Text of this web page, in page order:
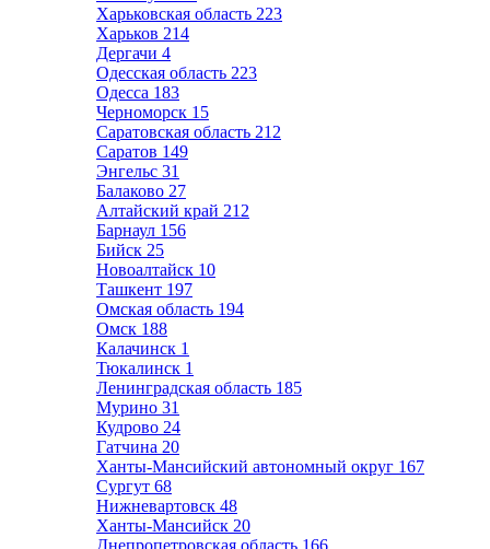
Харьковская область 223
Харьков 214
Дергачи 4
Одесская область 223
Одесса 183
Черноморск 15
Саратовская область 212
Саратов 149
Энгельс 31
Балаково 27
Алтайский край 212
Барнаул 156
Бийск 25
Новоалтайск 10
Ташкент 197
Омская область 194
Омск 188
Калачинск 1
Тюкалинск 1
Ленинградская область 185
Мурино 31
Кудрово 24
Гатчина 20
Ханты-Мансийский автономный округ 167
Сургут 68
Нижневартовск 48
Ханты-Мансийск 20
Днепропетровская область 166